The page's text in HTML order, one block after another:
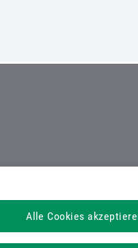
Alle Cookies
Österreichische
Dachverband der